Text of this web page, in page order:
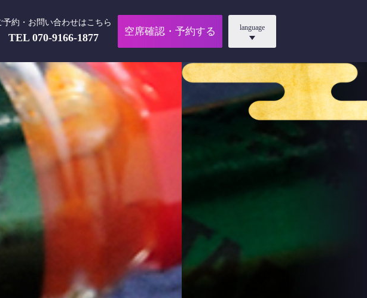
予約・お問い合わせはこちら
TEL070-9166-1877
空席確認・予約する language